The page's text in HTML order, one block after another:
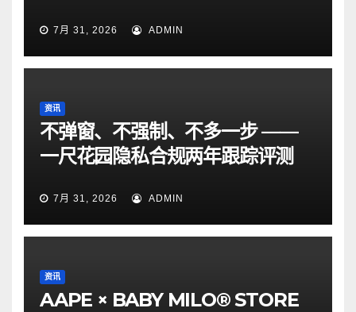
7月 31, 2026 ADMIN
资讯
不弹窗、不强制、不多一步 ——
一尺花园隐私合规两年跟踪评测
7月 31, 2026 ADMIN
资讯
AAPE × BABY MILO® STORE